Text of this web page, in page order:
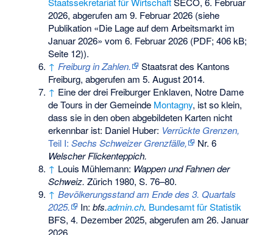
2026, abgerufen am 9. Februar 2026 (siehe
Publikation «Die Lage auf dem Arbeitsmarkt im
Januar 2026» vom 6. Februar 2026 (PDF; 406 kB;
Seite 12)).
↑ Freiburg in Zahlen.
Staatsrat des Kantons
Freiburg, abgerufen am 5. August 2014.
↑ Eine der drei Freiburger Enklaven, Notre Dame
de Tours in der Gemeinde Montagny, ist so klein,
dass sie in den oben abgebildeten Karten nicht
erkennbar ist: Daniel Huber: Verrückte Grenzen,
Teil I:Sechs Schweizer Grenzfälle,
Nr. 6
Welscher Flickenteppich.
↑ Louis Mühlemann: Wappen und Fahnen der
Schweiz. Zürich 1980, S. 76–80.
↑ Bevölkerungsstand am Ende des 3. Quartals
2025.
In:bfs.admin.ch. Bundesamt für Statistik
BFS, 4. Dezember 2025, abgerufen am 26. Januar
2026